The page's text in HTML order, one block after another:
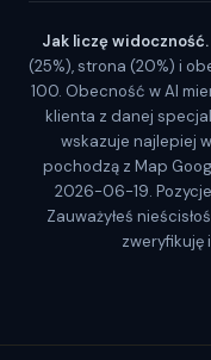
Jak liczę widoczność.
(25%), strona (20%) i
100. Obecność w AI
klienta z danej
wskazuje najlepiej
pochodzą z Map
2026-06-19.
Zauważyłeś
zweryfikuję